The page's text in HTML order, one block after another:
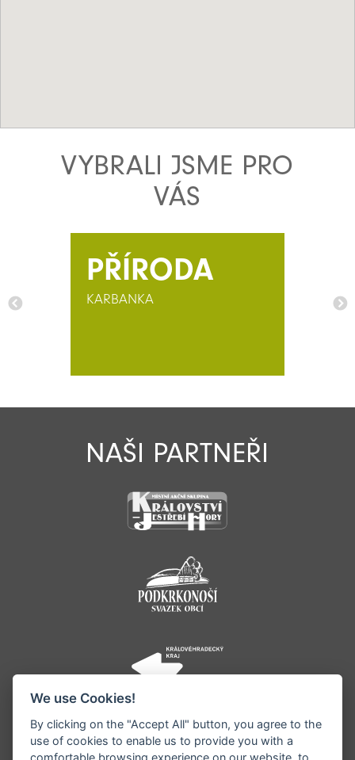
VYBRALI JSME PRO
VÁS
PŘÍRODA
KARBANKA
NAŠI PARTNEŘI
We use Cookies!
By clicking on the "Accept All" button, you agree to the
use of cookies to enable us to provide you with a